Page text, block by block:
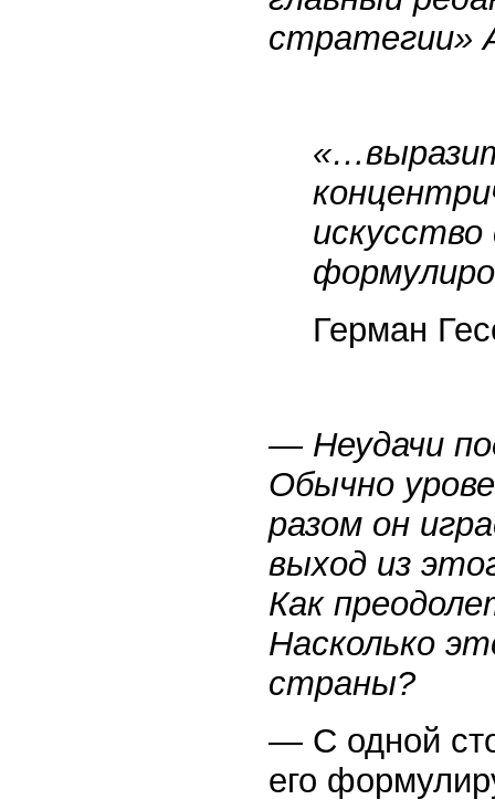
стратегии»
искусство
Герман
— Неудачи
Обычно
разом он
выход из
Как
Насколько
страны?
— С одной
его